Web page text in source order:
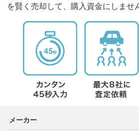
を賢く売却して、購入資金にしませ
メーカー